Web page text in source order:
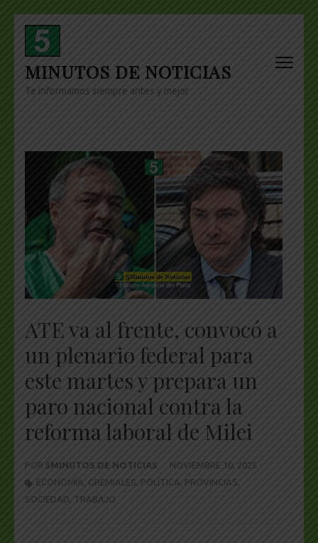
Skip
content
(Press
Enter)
MINUTOS DE NOTICIAS
Te informamos siempre antes y mejor
ATE va al frente, convocó a
un plenario federal para
este martes y prepara un
paro nacional contra la
reforma laboral de Milei
POR 5MINUTOS DE NOTICIAS
NOVIEMBRE 10, 2025
ECONOMÍA GREMIALES POLÍTICA PROVINCIAS
SOCIEDAD
TRABAJO